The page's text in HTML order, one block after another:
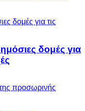
δομές για